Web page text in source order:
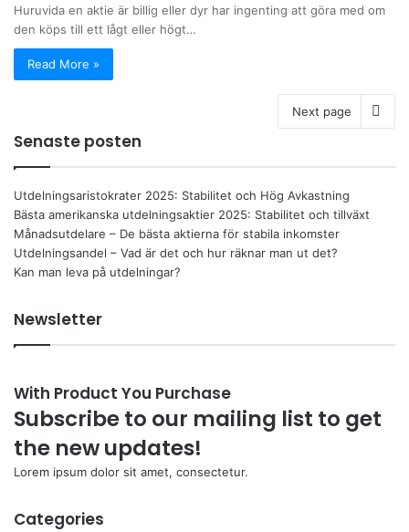
Huruvida en aktie är billig eller dyr har ingenting att göra med om
den köps till ett lågt eller högt…
Read More »
Next page
Senaste posten
Utdelningsaristokrater 2025: Stabilitet och Hög Avkastning
Bästa amerikanska utdelningsaktier 2025: Stabilitet och tillväxt
Månadsutdelare – De bästa aktierna för stabila inkomster
Utdelningsandel – Vad är det och hur räknar man ut det?
Kan man leva på utdelningar?
Newsletter
With Product You Purchase
Subscribe to our mailing list to get
the new updates!
Lorem ipsum dolor sit amet, consectetur.
Categories